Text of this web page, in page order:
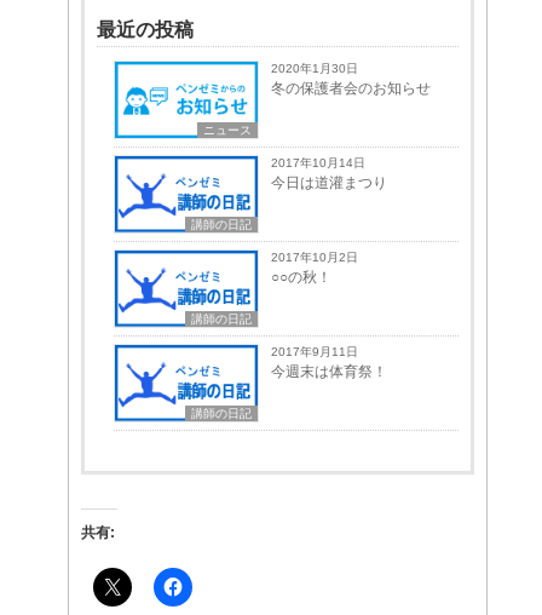
最近の投稿
ニュース
2020年1月30日
冬の保護者会のお知らせ
講師の日記
2017年10月14日
今日は道灌まつり
講師の日記
2017年10月2日
○○の秋！
講師の日記
2017年9月11日
今週末は体育祭！
共有: